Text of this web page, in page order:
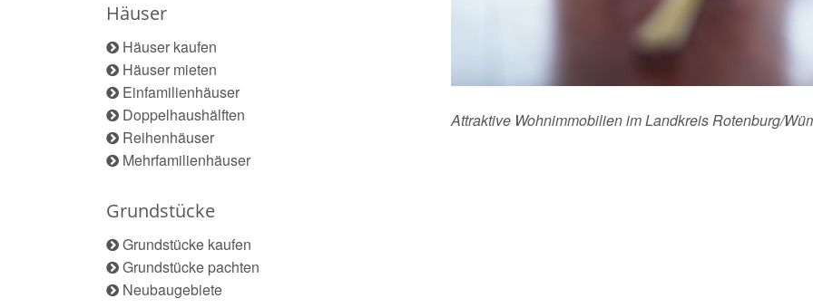
Häuser
Häuser kaufen
Häuser mieten
Einfamilienhäuser
Doppelhaushälften
Reihenhäuser
Mehrfamilienhäuser
Grundstücke
Grundstücke kaufen
Grundstücke pachten
Neubaugebiete
Attraktive Wohnimmobilien im Landkreis Rotenburg/